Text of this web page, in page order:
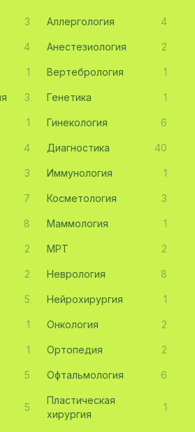
3 Аллергология 4
4 Анестезиология 2
1 Вертебрология 1
3 Генетика 1
1 Гинекология 6
4 Диагностика 40
3 Иммунология 1
7 Косметология 3
8 Маммология 1
2 МРТ 2
2 Неврология 8
5 Нейрохирургия 1
1 Онкология 2
1 Ортопедия 2
5 Офтальмология 6
5
Пластическая
хирургия
1